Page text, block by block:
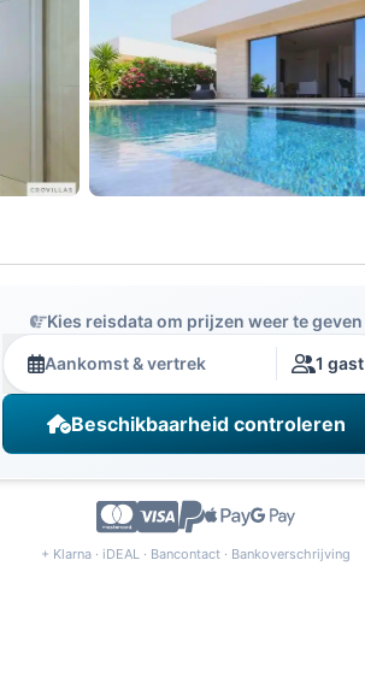
Kies reisdata om prijzen weer te geven
Aankomst & vertrek 1 gast
Beschikbaarheid controleren
+ Klarna · iDEAL · Bancontact · Bankoverschrijving